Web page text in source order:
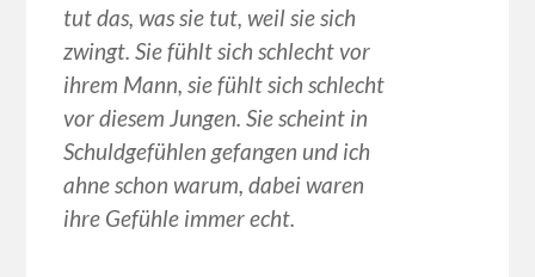
tut das, was sie tut, weil sie sich
zwingt. Sie fühlt sich schlecht vor
ihrem Mann, sie fühlt sich schlecht
vor diesem Jungen. Sie scheint in
Schuldgefühlen gefangen und ich
ahne schon warum, dabei waren
ihre Gefühle immer echt.